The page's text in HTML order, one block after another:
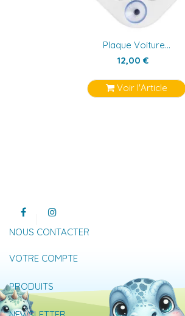
Plaque Voiture...
12,00 €
Voir l'Article
NOUS CONTACTER
VOTRE COMPTE
PRODUITS